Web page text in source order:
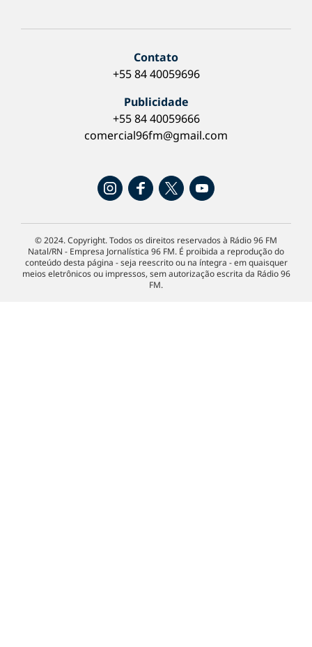
Contato
+55 84 40059696
Publicidade
+55 84 40059666
comercial96fm@gmail.com
© 2024. Copyright. Todos os direitos reservados à Rádio 96 FM
Natal/RN - Empresa Jornalística 96 FM. É proibida a reprodução do
conteúdo desta página - seja reescrito ou na íntegra - em quaisquer
meios eletrônicos ou impressos, sem autorização escrita da Rádio 96
FM.